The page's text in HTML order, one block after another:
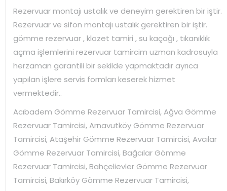
Rezervuar montajı ustalık ve deneyim gerektiren bir iştir.
Rezervuar ve sifon montajı ustalık gerektiren bir iştir.
gömme rezervuar , klozet tamiri , su kaçağı , tıkanıklık
açma işlemlerini rezervuar tamircim uzman kadrosuyla
herzaman garantili bir sekilde yapmaktadır ayrıca
yapılan işlere servis formları keserek hizmet
vermektedir..
Acıbadem Gömme Rezervuar Tamircisi, Ağva Gömme
Rezervuar Tamircisi, Arnavutköy Gömme Rezervuar
Tamircisi, Ataşehir Gömme Rezervuar Tamircisi, Avcılar
Gömme Rezervuar Tamircisi, Bağcılar Gömme
Rezervuar Tamircisi, Bahçelievler Gömme Rezervuar
Tamircisi, Bakırköy Gömme Rezervuar Tamircisi,